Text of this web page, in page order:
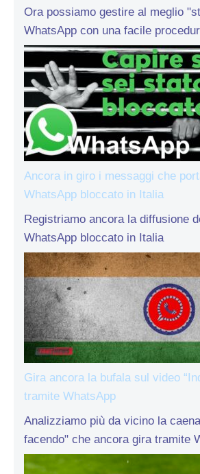
Ora possiamo gestire al meglio
WhatsApp con una facile
Ancora in giro i messaggi che
WhatsApp bloccato in Italia
Registriamo ancora la diffusione
WhatsApp bloccato in Italia
Gira ancora la bufala sul video
tramite WhatsApp
Analizziamo più da vicino la
facendo" che ancora gira tramite